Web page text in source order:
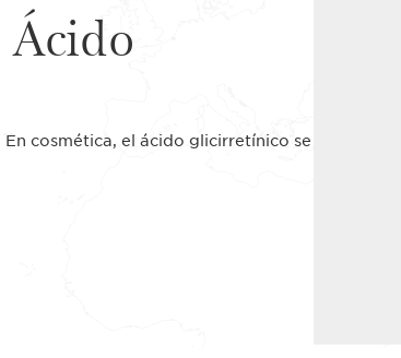
Ácido
cosmética, el ácido glicirretínico se